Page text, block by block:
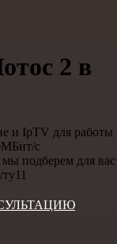
2 в
и IpTV для работы
с
мы подберем для вас